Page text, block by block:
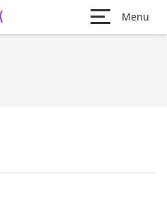
Menu